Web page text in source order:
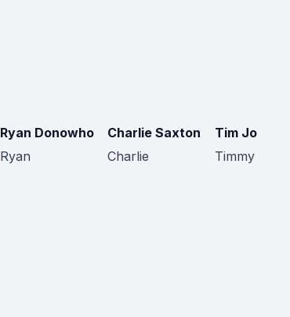
Ryan Donowho
Ryan
Charlie Saxton
Charlie
Tim Jo
Timmy